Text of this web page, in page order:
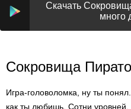
Скачать
много
Сокровища
Игра-головоломка, ну ты
как ты любишь. Сотни